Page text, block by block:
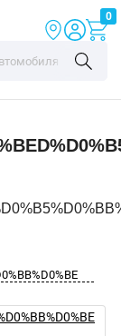
0